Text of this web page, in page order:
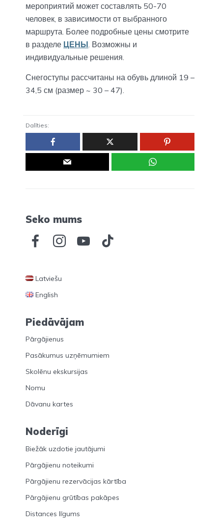
мероприятий может составлять 50-70
человек, в зависимости от выбранного
маршрута. Более подробные цены смотрите
в разделе ЦЕНЫ . Возможны и
индивидуальные решения.
Снегоступы рассчитаны на обувь длиной 19 –
34,5 см (размер ~ 30 – 47).
Dalīties:
Seko mums
Latviešu
English
Piedāvājam
Pārgājienus
Pasākumus uzņēmumiem
Skolēnu ekskursijas
Nomu
Dāvanu kartes
Noderīgi
Biežāk uzdotie jautājumi
Pārgājienu noteikumi
Pārgājienu rezervācijas kārtība
Pārgājienu grūtības pakāpes
Distances līgums